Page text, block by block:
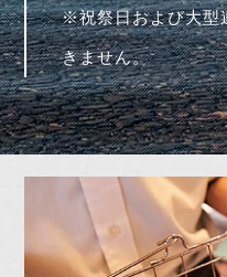
※祝祭日および大型
きません。